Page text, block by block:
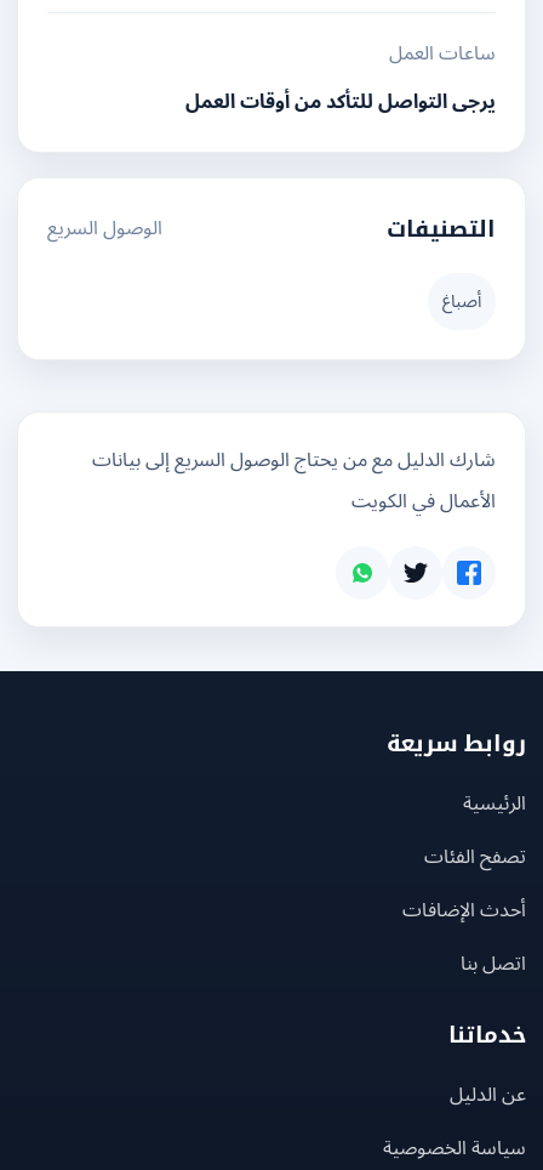
ساعات العمل
يرجى التواصل للتأكد من أوقات العمل
التصنيفات الوصول السريع
شارك الدليل مع من يحتاج الوصول السريع إلى بيانات
الأعمال في الكويت
سريعة
الفئات
الإضافات
بنا
الخصوصية